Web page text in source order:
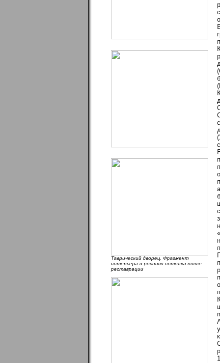
Таврический дворец. Фрагмент
интерьера и росписи потолка после
реставрации